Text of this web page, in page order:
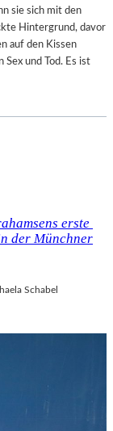
sie sich mit den
Hintergrund, davor
auf den Kissen
Sex und Tod. Es ist
erste
der Münchner
Schabel